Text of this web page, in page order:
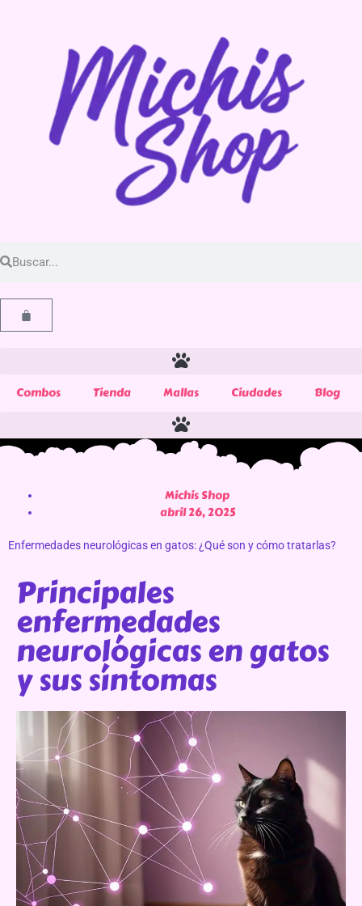
Combos Tienda Mallas Ciudades Blog
Michis Shop
abril 26, 2025
Enfermedades neurológicas en gatos: ¿Qué son y cómo tratarlas?
Principales
enfermedades
neurológicas en gatos
y sus síntomas